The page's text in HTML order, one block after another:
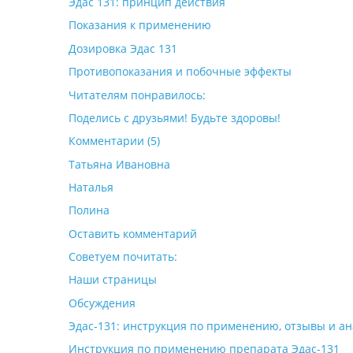
Показания к применению
Дозировка Эдас 131
Противопоказания и побочные эффекты
Читателям понравилось:
Поделись с друзьями! Будьте здоровы!
Комментарии (5)
Татьяна Ивановна
Наталья
Полина
Оставить комментарий
Советуем почитать:
Наши страницы
Обсуждения
Эдас-131: инструкция по применению, отзывы и
Инструкция по применению препарата Эдас-131